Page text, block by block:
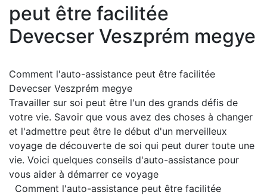
peut être facilitée
Devecser Veszprém megye
Comment l'auto-assistance peut être facilitée
Devecser Veszprém megye
Travailler sur soi peut être l'un des grands défis de
votre vie. Savoir que vous avez des choses à changer
et l'admettre peut être le début d'un merveilleux
voyage de découverte de soi qui peut durer toute une
vie. Voici quelques conseils d'auto-assistance pour
vous aider à démarrer ce voyage
Comment l'auto-assistance peut être facilitée